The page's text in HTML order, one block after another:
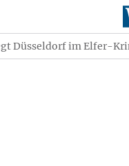
Düsseldorf im Elfer-